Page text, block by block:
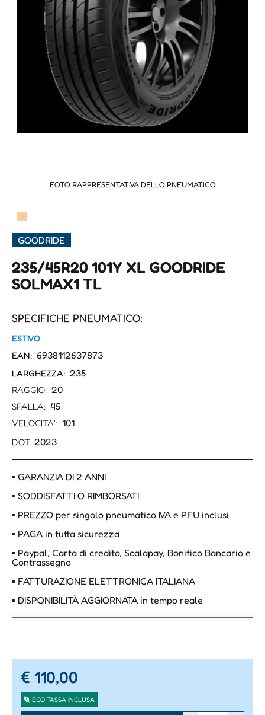
FOTO RAPPRESENTATIVA DELLO PNEUMATICO
▀
GOODRIDE
235/45R20 101Y XL GOODRIDE
SOLMAX1 TL
SPECIFICHE PNEUMATICO:
ESTIVO
EAN: 6938112637873
LARGHEZZA: 235
RAGGIO: 20
SPALLA: 45
VELOCITA': 101
DOT 2023
▪ GARANZIA DI 2 ANNI
▪ SODDISFATTI O RIMBORSATI
▪ PREZZO per singolo pneumatico IVA e PFU inclusi
▪ PAGA in tutta sicurezza
▪ Paypal, Carta di credito, Scalapay, Bonifico Bancario e
Contrassegno
▪ FATTURAZIONE ELETTRONICA ITALIANA
▪ DISPONIBILITÀ AGGIORNATA in tempo reale
€ 110,00
ECO TASSA INCLUSA